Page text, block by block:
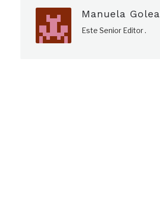
Manuela Golea
Este Senior Editor .